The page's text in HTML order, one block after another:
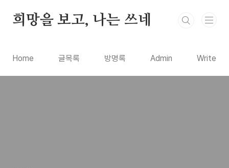
희망을 보고, 나는 쓰네
Home 글목록 방명록 Admin Write